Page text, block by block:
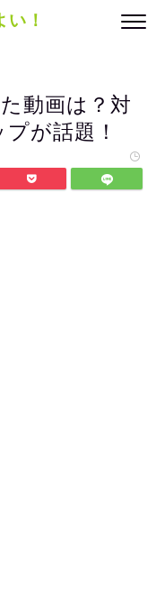
い！
動画は？対
が話題！